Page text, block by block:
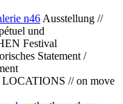
n46 Ausstellung //
und
Festival
Statement /
LOCATIONS // on move